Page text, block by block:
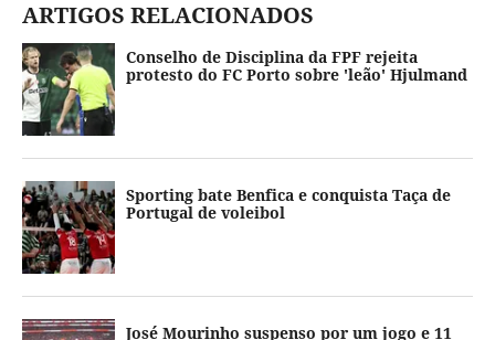
ARTIGOS RELACIONADOS
Conselho de Disciplina da FPF rejeita
protesto do FC Porto sobre 'leão' Hjulmand
Sporting bate Benfica e conquista Taça de
Portugal de voleibol
José Mourinho suspenso por um jogo e 11